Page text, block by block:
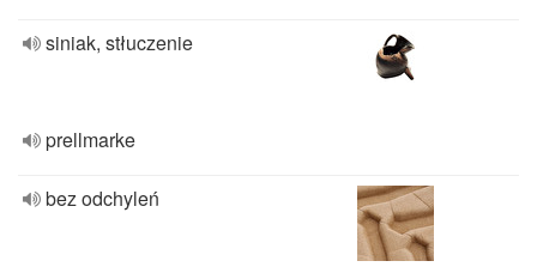
siniak, stłuczenie
prellmarke
bez odchyleń